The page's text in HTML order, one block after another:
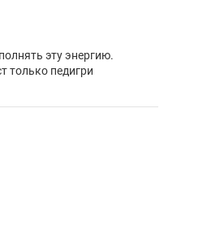
эту энергию.
только педигри